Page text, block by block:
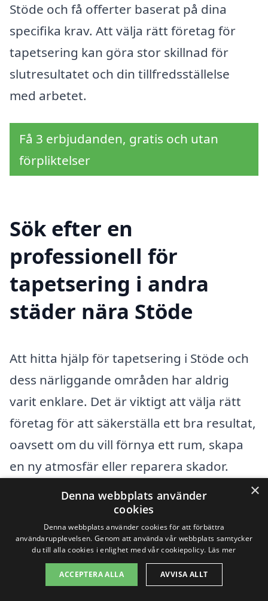
Stöde och få offerter baserat på dina
specifika krav. Att välja rätt företag för
tapetsering kan göra stor skillnad för
slutresultatet och din tillfredsställelse
med arbetet.
Få 3 erbjudanden, gratis och utan
förpliktelser
Sök efter en
professionell för
tapetsering i andra
städer nära Stöde
Att hitta hjälp för tapetsering i Stöde och
dess närliggande områden har aldrig
varit enklare. Det är viktigt att välja rätt
företag för att säkerställa ett bra resultat,
oavsett om du vill förnya ett rum, skapa
en ny atmosfär eller reparera skador.
Tapetsering kan vara en utmanande
uppgift, men med rätt professionella hjälp
kan du få ett vackert och hållbart resultat.
För att underlätta din sökning erbjuder
tapetsering-pris.seen plattform där du
×
Denna webbplats använder
cookies
Denna webbplats använder cookies för att förbättra
användarupplevelsen. Genom att använda vår webbplats samtycker
du till alla cookies i enlighet med vår cookiepolicy. Läs mer
ACCEPTERA ALLA AVVISA ALLT